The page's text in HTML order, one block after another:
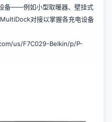
备——例如小型取暖器、壁挂式
对接以掌握各充电设备
us/F7C029-Belkin/p/P-